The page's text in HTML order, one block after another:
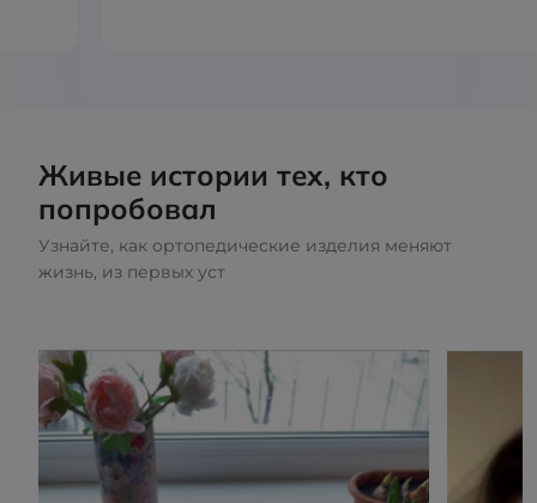
Живые истории тех, кто
попробовал
Узнайте, как ортопедические изделия меняют
жизнь, из первых уст